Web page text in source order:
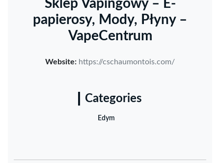
Sklep Vapingowy – E-
papierosy, Mody, Płyny –
VapeCentrum
Website: https://cschaumontois.com/
Categories
Edym